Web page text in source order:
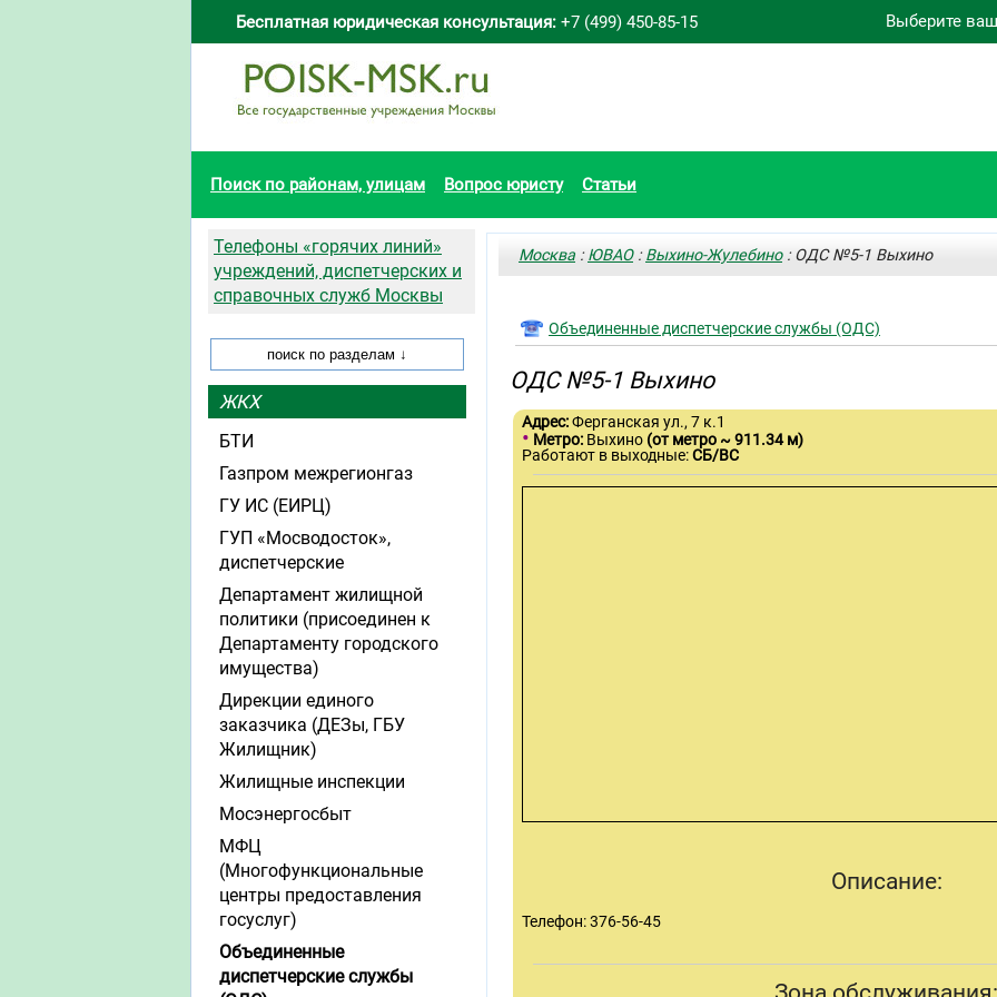
Выберите
Бесплатная юридическая консультация: +7 (499) 450-85-15
Поиск по районам, улицам Вопрос юристу Статьи
Москва :ЮВАО:Выхино-Жулебино: ОДС №5-1 Выхино
Объединенные диспетчерские службы (ОДС)
ОДС №5-1 Выхино
Адрес:Ферганская ул., 7 к.1
• Метро: Выхино (от метро ~ 911.34 м)
Работают в выходные:СБ/ВС
Описание:
Телефон: 376-56-45
Телефоны «горячих линий»
учреждений, диспетчерских и
справочных служб Москвы
ЖКХ
БТИ
Газпром межрегионгаз
ГУ ИС (ЕИРЦ)
ГУП «Мосводосток»,
диспетчерские
Департамент жилищной
политики (присоединен к
Департаменту городского
имущества)
Дирекции единого
заказчика (ДЕЗы, ГБУ
Жилищник)
Жилищные инспекции
Мосэнергосбыт
МФЦ
(Многофункциональные
центры предоставления
госуслуг)
Объединенные
диспетчерские службы